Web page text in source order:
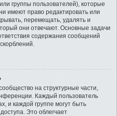
группы пользователей), которые
имеют право редактировать или
перемещать, удалять и
они отвечают. Основные задачи
содержания сообщений
на структурные части,
Каждый пользователь
и каждой группе могут быть
Это облегчает